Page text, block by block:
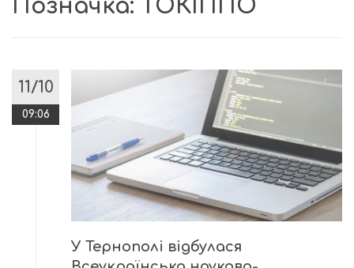
Позначка: ТОКІППО
11/10
09:06
У Тернополі відбулася